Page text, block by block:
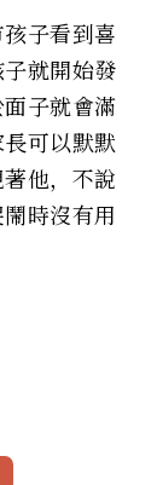
子看到喜
就開始發
子就會滿
可以默默
他，不說
時沒有用